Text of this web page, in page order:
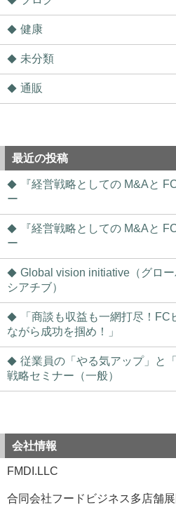
健康
未分類
通販
最近の投稿
『経営戦略としての M&Aと
ー
『経営戦略としての M&Aと
ー
Global vision initiative（グロ
シアチブ）
「商談も収益も一網打尽！
ながら成功を掴め！」
従業員の「やる気アップ」と
戦略セミナー（一般）
会社情報
FMDI.LLC
合同会社フードビジネス多店舗